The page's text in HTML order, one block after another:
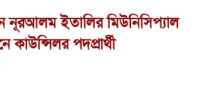
নূরআলম ইতালির মিউনিসিপ্যাল
কাউন্সিলর পদপ্রার্থী